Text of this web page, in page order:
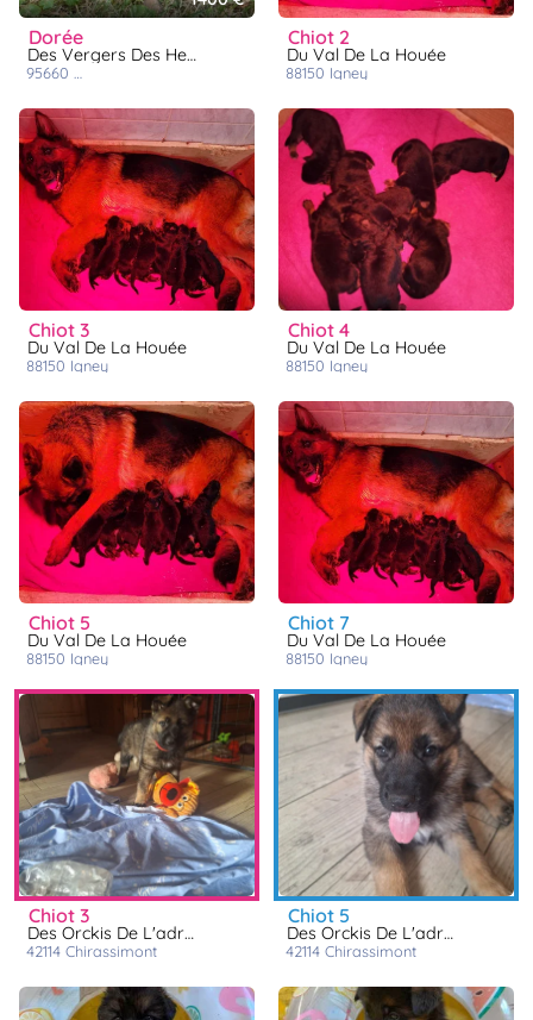
dorée
Des Vergers Des Hespérides
95660
chiot 2
Du Val De La Houée
88150 igney
chiot 3
Du Val De La Houée
88150 igney
chiot 4
Du Val De La Houée
88150 igney
chiot 5
Du Val De La Houée
88150 igney
chiot 7
Du Val De La Houée
88150 igney
chiot 3
Des Orckis De L'adret
42114 chirassimont
chiot 5
Des Orckis De L'adret
42114 chirassimont